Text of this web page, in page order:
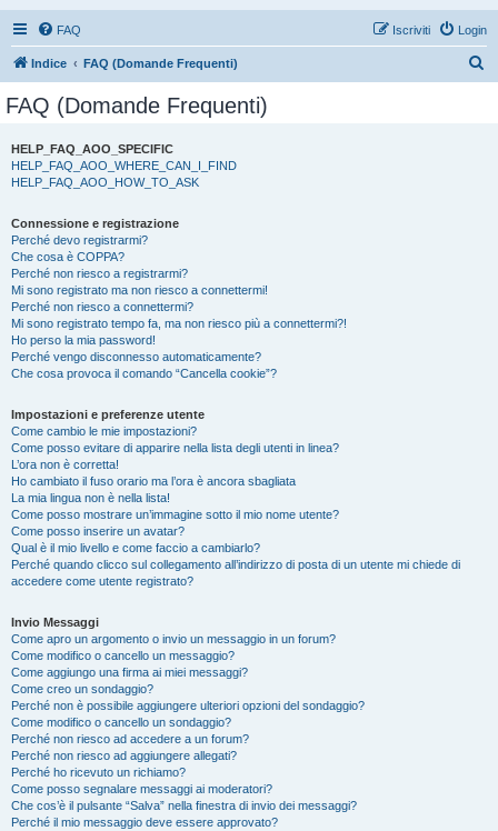
FAQ Login
Iscriviti
Indice FAQ (Domande Frequenti)
FAQ (Domande Frequenti)
HELP_FAQ_AOO_SPECIFIC
HELP_FAQ_AOO_WHERE_CAN_I_FIND
HELP_FAQ_AOO_HOW_TO_ASK
Connessione e registrazione
Perché devo registrarmi?
Che cosa è COPPA?
Perché non riesco a registrarmi?
Mi sono registrato ma non riesco a connettermi!
Perché non riesco a connettermi?
Mi sono registrato tempo fa, ma non riesco più a connettermi?!
Ho perso la mia password!
Perché vengo disconnesso automaticamente?
Che cosa provoca il comando “Cancella cookie”?
Impostazioni e preferenze utente
Come cambio le mie impostazioni?
Come posso evitare di apparire nella lista degli utenti in linea?
L’ora non è corretta!
Ho cambiato il fuso orario ma l’ora è ancora sbagliata
La mia lingua non è nella lista!
Come posso mostrare un’immagine sotto il mio nome utente?
Come posso inserire un avatar?
Qual è il mio livello e come faccio a cambiarlo?
Perché quando clicco sul collegamento all’indirizzo di posta di un utente mi chiede di
accedere come utente registrato?
Invio Messaggi
Come apro un argomento o invio un messaggio in un forum?
Come modifico o cancello un messaggio?
Come aggiungo una firma ai miei messaggi?
Come creo un sondaggio?
Perché non è possibile aggiungere ulteriori opzioni del sondaggio?
Come modifico o cancello un sondaggio?
Perché non riesco ad accedere a un forum?
Perché non riesco ad aggiungere allegati?
Perché ho ricevuto un richiamo?
Come posso segnalare messaggi ai moderatori?
Che cos’è il pulsante “Salva” nella finestra di invio dei messaggi?
Perché il mio messaggio deve essere approvato?